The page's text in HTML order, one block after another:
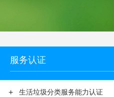
服务认证
+ 生活垃圾分类服务能力认证